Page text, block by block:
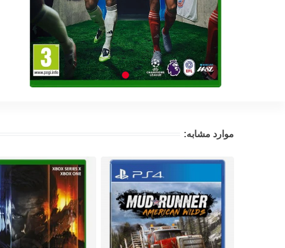
موارد مشابه: